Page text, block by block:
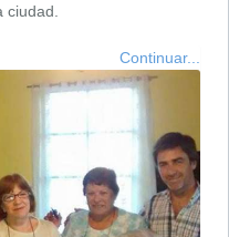
Continuar...